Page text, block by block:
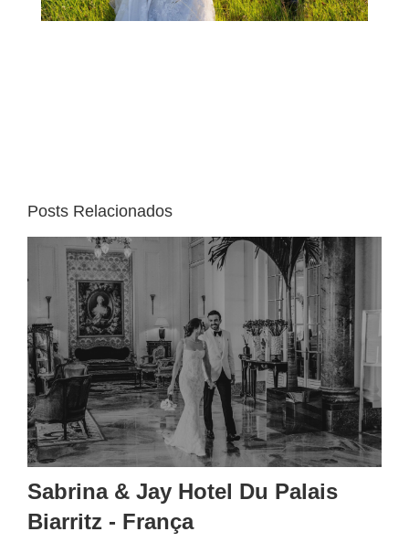
Posts Relacionados
Sabrina & Jay Hotel Du Palais
Biarritz - França